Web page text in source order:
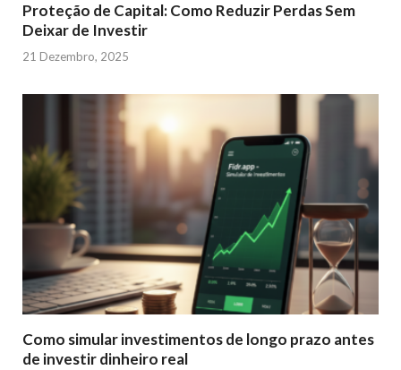
Proteção de Capital: Como Reduzir Perdas Sem
Deixar de Investir
21 Dezembro, 2025
Como simular investimentos de longo prazo antes
de investir dinheiro real